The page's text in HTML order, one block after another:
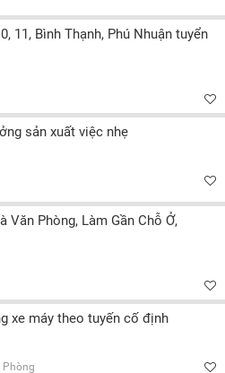
11, Bình Thạnh, Phú Nhuận tuyển
sản xuất việc nhẹ
Văn Phòng, Làm Gần Chỗ Ở,
xe máy theo tuyến cố định
Phòng